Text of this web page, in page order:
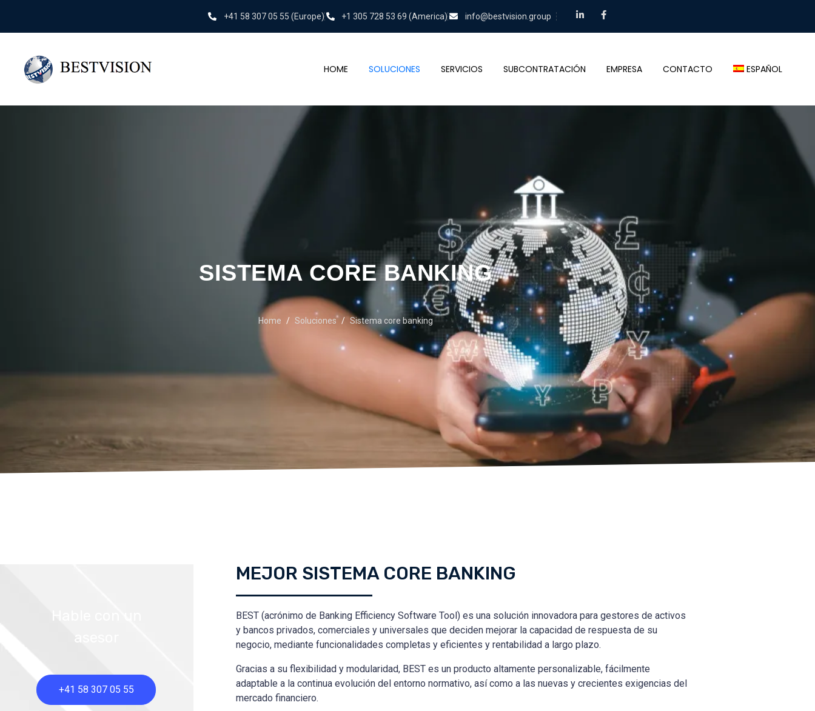
+41 58 307 05 55 (Europe) +1 305 728 53 69 (America) info@bestvision.group
HOME SOLUCIONES SERVICIOS SUBCONTRATACIÓN EMPRESA CONTACTO ESPAÑOL
SISTEMA CORE BANKING
Home Soluciones Sistema core banking
+41 58 307 05 55
MEJOR SISTEMA CORE BANKING
BEST (acrónimo de Banking Efficiency Software Tool) es una solución innovadora para gestores de activos
y bancos privados, comerciales y universales que deciden mejorar la capacidad de respuesta de su
negocio, mediante funcionalidades completas y eficientes y rentabilidad a largo plazo.
Gracias a su flexibilidad y modularidad, BEST es un producto altamente personalizable, fácilmente
adaptable a la continua evolución del entorno normativo, así como a las nuevas y crecientes exigencias del
mercado financiero.